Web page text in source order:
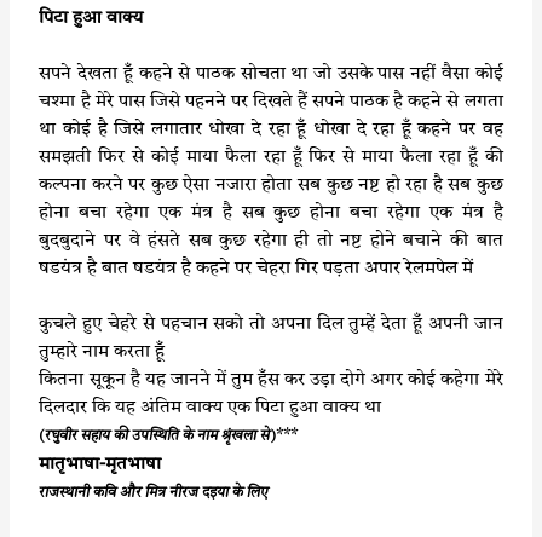
पिटा हुआ वाक्य
सपने देखता हूँ कहने से पाठक सोचता था जो उसके पास नहीं वैसा कोई
चश्मा है मेरे पास जिसे पहनने पर दिखते हैं सपने पाठक है कहने से लगता
था कोई है जिसे लगातार धोखा दे रहा हूँ धोखा दे रहा हूँ कहने पर वह
समझती फिर से कोई माया फैला रहा हूँ फिर से माया फैला रहा हूँ की
कल्पना करने पर कुछ ऐसा नजारा होता सब कुछ नष्ट हो रहा है सब कुछ
होना बचा रहेगा एक मंत्र है सब कुछ होना बचा रहेगा एक मंत्र है
बुदबुदाने पर वे हंसते सब कुछ रहेगा ही तो नष्ट होने बचाने की बात
षडयंत्र है बात षडयंत्र है कहने पर चेहरा गिर पड़ता अपार रेलमपेल में
कुचले हुए चेहरे से पहचान सको तो अपना दिल तुम्हें देता हूँ अपनी जान
तुम्हारे नाम करता हूँ
कितना सूकून है यह जानने में तुम हँस कर उड़ा दोगे अगर कोई कहेगा मेरे
दिलदार कि यह अंतिम वाक्य एक पिटा हुआ वाक्य था
(रघुवीर सहाय की उपस्थिति के नाम श्रृंखला से)***
मातृभाषा-मृतभाषा
राजस्थानी कवि और मित्र नीरज दइया के लिए